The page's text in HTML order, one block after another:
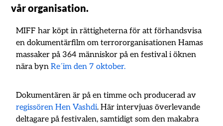
vår organisation.
MIFF har köpt in rättigheterna för att förhandsvisa
en dokumentärfilm om terrororganisationen Hamas
massaker på 364 människor på en festival i öknen
nära bynRe´im den 7 oktober.
Dokumentären är på en timme och producerad av
regissören Hen Vashdi. Här intervjuas överlevande
deltagare på festivalen, samtidigt som den makabra